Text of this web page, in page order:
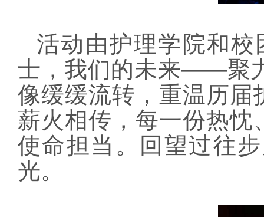
活动由护理学院和
士，我们的未来——聚
像缓缓流转，重温历届
薪火相传，每一份热忱
使命担当。回望过往
光。